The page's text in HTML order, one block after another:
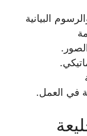
البيانية
في العمل.